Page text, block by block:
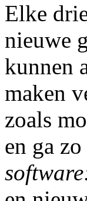
Elke
nieuwe
kunnen
maken
zoals
en ga